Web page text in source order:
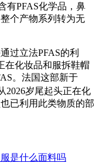
有PFAS化学品，鼻
个产物系列转为无
立法PFAS的利
在化妆品和服拆鞋帽
。法国这部新于
2026岁尾起头正在化
已利用此类物质的部
是什么面料吗